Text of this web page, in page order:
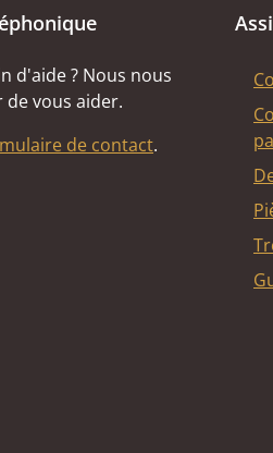
d'aide ? Nous nous
vous aider.
de contact.